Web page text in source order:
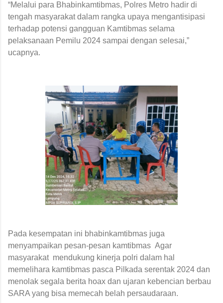
“Melalui para Bhabinkamtibmas, Polres Metro hadir di
tengah masyarakat dalam rangka upaya mengantisipasi
terhadap potensi gangguan Kamtibmas selama
pelaksanaan Pemilu 2024 sampai dengan selesai,”
ucapnya.
Pada kesempatan ini bhabinkamtibmas juga
menyampaikan pesan-pesan kamtibmas Agar
masyarakat mendukung kinerja polri dalam hal
memelihara kamtibmas pasca Pilkada serentak 2024 dan
menolak segala berita hoax dan ujaran kebencian berbau
SARA yang bisa memecah belah persaudaraan.